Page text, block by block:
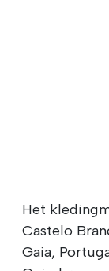
Het
Castelo
Gaia,